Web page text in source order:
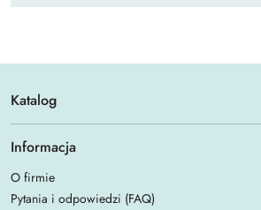
Katalog
Informacja
O firmie
Pytania i odpowiedzi (FAQ)